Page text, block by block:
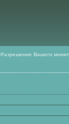
Разрешение Вашего